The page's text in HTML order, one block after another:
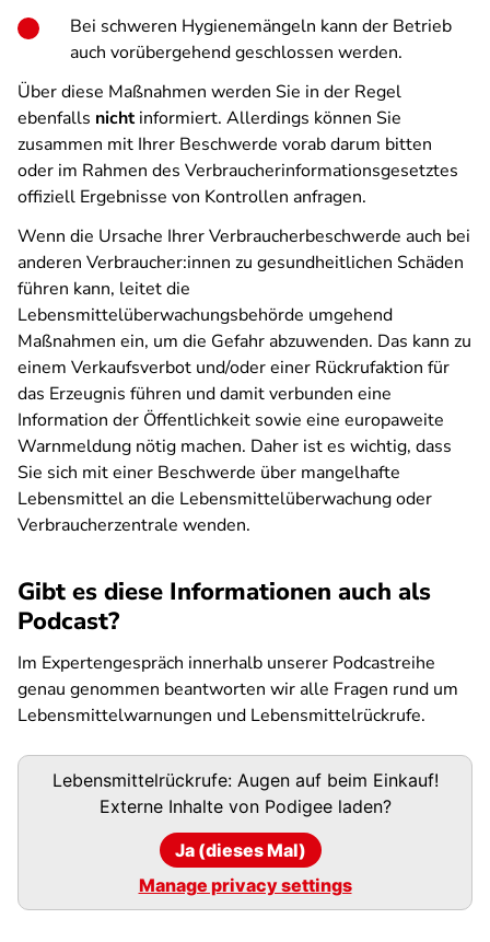
Bei schweren Hygienemängeln kann der Betrieb
auch vorübergehend geschlossen werden.
Über diese Maßnahmen werden Sie in der Regel
ebenfalls nichtinformiert. Allerdings können Sie
zusammen mit Ihrer Beschwerde vorab darum bitten
oder im Rahmen des Verbraucherinformationsgesetztes
offiziell Ergebnisse von Kontrollen anfragen.
Wenn die Ursache Ihrer Verbraucherbeschwerde auch bei
anderen Verbraucher:innen zu gesundheitlichen Schäden
führen kann, leitet die
Lebensmittelüberwachungsbehörde umgehend
Maßnahmen ein, um die Gefahr abzuwenden. Das kann zu
einem Verkaufsverbot und/oder einer Rückrufaktion für
das Erzeugnis führen und damit verbunden eine
Information der Öffentlichkeit sowie eine europaweite
Warnmeldung nötig machen. Daher ist es wichtig, dass
Sie sich mit einer Beschwerde über mangelhafte
Lebensmittel an die Lebensmittelüberwachung oder
Verbraucherzentrale wenden.
Gibt es diese Informationen auch als
Podcast?
Im Expertengespräch innerhalb unserer Podcastreihe
genau genommen beantworten wir alle Fragen rund um
Lebensmittelwarnungen und Lebensmittelrückrufe.
Podigee-Lebensmittelrückrufe: Augen auf beim Einkauf!
Externe Inhalte von Podigeeladen?
Ja (dieses Mal)
Manage privacy settings